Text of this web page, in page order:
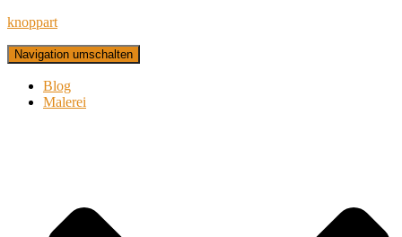
knoppart
Navigation umschalten
Blog
Malerei